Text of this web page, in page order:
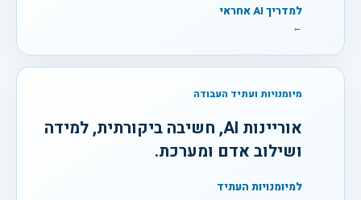
למדריך AI אחראי
←
מיומנויות ועתיד העבודה
אוריינות AI, חשיבה ביקורתית, למידה
ושילוב אדם ומערכת.
למיומנויות העתיד